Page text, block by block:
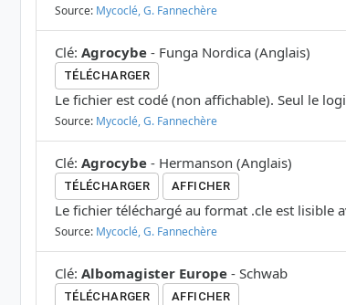
Source: Mycoclé, G. Fannechère
Clé: Agrocybe - Funga Nordica (Anglais)
TÉLÉCHARGER
Le fichier est codé (non affichable). Seul le
Source: Mycoclé, G. Fannechère
Clé: Agrocybe - Hermanson (Anglais)
TÉLÉCHARGER AFFICHER
Le fichier téléchargé au format .cle est lisible
Source: Mycoclé, G. Fannechère
Clé: Albomagister Europe - Schwab
TÉLÉCHARGER AFFICHER